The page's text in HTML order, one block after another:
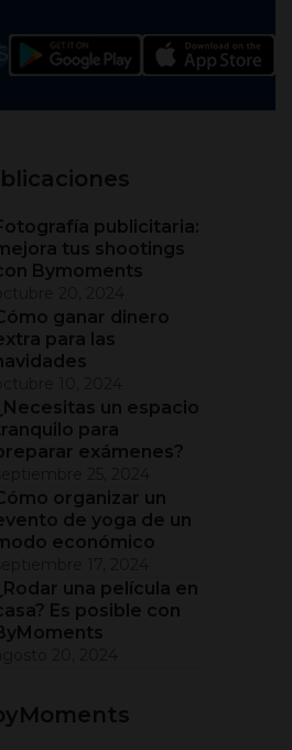
publicitaria:
tus shootings
Bymoments
ganar dinero
para las
un espacio
para
exámenes?
organizar un
de yoga de un
económico
una película en
Es posible con